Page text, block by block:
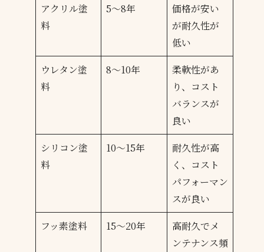
アクリル塗
料
5～8年
価格が安い
が耐久性が
低い
ウレタン塗
料
8～10年
柔軟性があ
り、コスト
バランスが
良い
シリコン塗
料
10～15年
耐久性が高
く、コスト
パフォーマン
スが良い
フッ素塗料
15～20年
高耐久でメ
ンテナンス頻